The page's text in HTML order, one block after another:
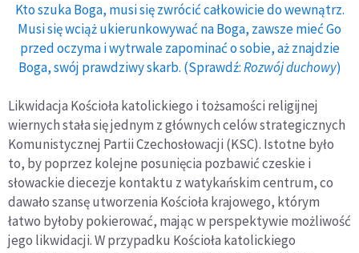
Kto szuka Boga, musi się zwrócić całkowicie do wewnątrz.
Musi się wciąż ukierunkowywać na Boga, zawsze mieć Go
przed oczyma i wytrwale zapominać o sobie, aż znajdzie
Boga, swój prawdziwy skarb. (Sprawdź:Rozwój duchowy)
Likwidacja Kościoła katolickiego i tożsamości religijnej
wiernych stała sięjednym z głównych celów strategicznych
Komunistycznej Partii Czechosłowacji (KSC). Istotne było
to, by poprzez kolejne posunięcia pozbawićczeskie i
słowackie diecezje kontaktu z watykańskim centrum, co
dawało szansęutworzenia Kościoła krajowego, którym
łatwo byłoby pokierować, mając w perspektywie możliwość
jego likwidacji. W przypadku Kościoła katolickiego